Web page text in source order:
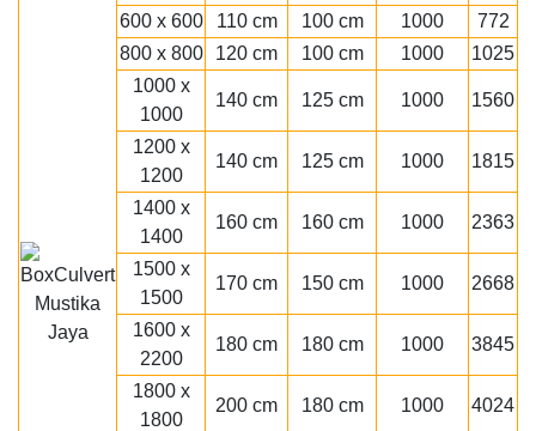
600 x 600
110 cm 100 cm 1000
772
800 x 800
120 cm 100 cm 1000
1025
1000 x
1000
140 cm 125 cm 1000 1560
1200 x
1200
140 cm 125 cm 1000 1815
1400 x
1400
160 cm 160 cm 1000 2363
1500 x
1500
170 cm 150 cm 1000 2668
1600 x
2200
180 cm 180 cm 1000 3845
1800 x
1800
200 cm 180 cm 1000 4024